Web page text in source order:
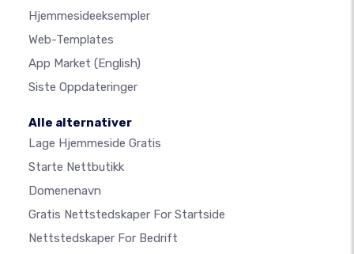
Hjemmesideeksempler
Web-Templates
App Market (English)
Siste Oppdateringer
Alle alternativer
Lage Hjemmeside Gratis
Starte Nettbutikk
Domenenavn
Gratis Nettstedskaper For Startside
Nettstedskaper For Bedrift